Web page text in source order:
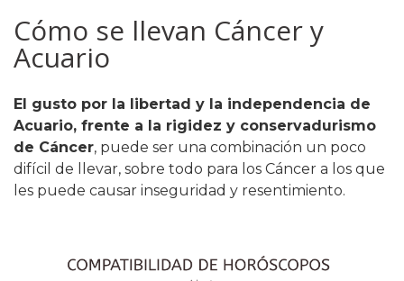
Cómo se llevan Cáncer y
Acuario
El gusto por la libertad y la independencia de
Acuario, frente a la rigidez y conservadurismo
de Cáncer, puede ser una combinación un poco
difícil de llevar, sobre todo para los Cáncer a los que
les puede causar inseguridad y resentimiento.